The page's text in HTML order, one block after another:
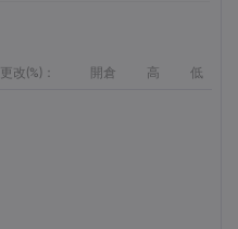
更改(%)： 開倉 高 低